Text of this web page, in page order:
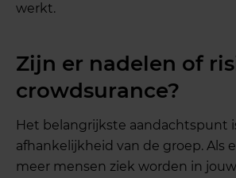
werkt.
Zijn er nadelen of
crowdsurance?
Het belangrijkste aandachtspunt
afhankelijkheid van de groep. Als
meer mensen ziek worden in